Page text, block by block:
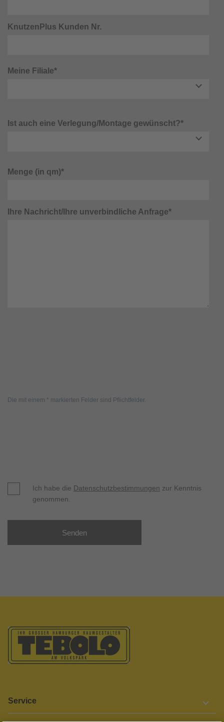
KnutzenPlus Kunden Nr.
Meine Filiale*
Ist auch eine Verlegung/Montage gewünscht?*
Menge (in qm)*
Ihre Nachricht/Ihre unverbindliche Anfrage*
Die mit einem * markierten Felder sind Pflichtfelder.
Ich habe die Datenschutzbestimmungen zur Kenntnis
genommen.
Senden
Service